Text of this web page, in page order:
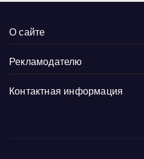
О сайте
Рекламодателю
Контактная информация